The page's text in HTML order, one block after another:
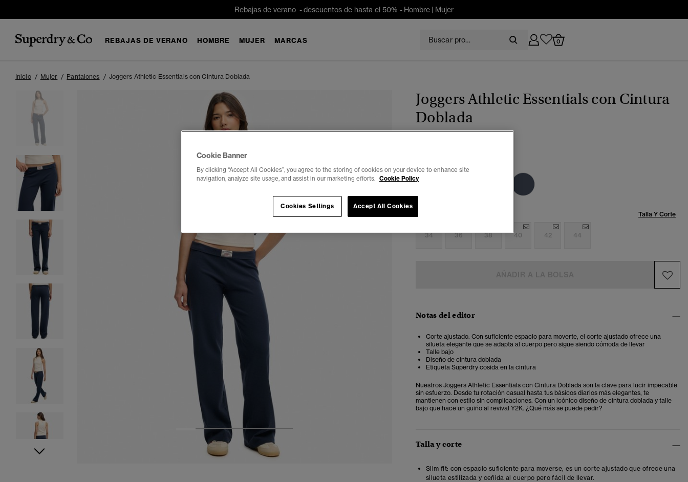
Rebajas de verano - descuentos de hasta el 50% - Hombre | Mujer
REBAJAS DE VERANO HOMBRE MUJER MARCAS 0
Inicio Mujer Pantalones Joggers Athletic Essentials con Cintura Doblada
2 4
Joggers Athletic Essentials con Cintura
Doblada
Talla Y Corte
34 36 38 40 42 44
Notas del editor
Corte ajustado. Con suficiente espacio para moverte, el corte ajustado ofrece una
silueta elegante que se adapta al cuerpo pero sigue siendo cómoda de llevar
Talle bajo
Diseño de cintura doblada
Etiqueta Superdry cosida en la cintura
Nuestros Joggers Athletic Essentials con Cintura Doblada son la clave para lucir impecable
sin esfuerzo. Desde tu rotación casual hasta tus básicos diarios más elegantes, te
mantienen con estilo sin complicaciones. Con un icónico diseño de cintura doblada y talle
bajo que hace un guiño al revival Y2K. ¿Qué más se puede pedir?
Talla y corte
Slim fit: con espacio suficiente para moverse, es un corte ajustado que ofrece una
silueta estilizada y ceñida al cuerpo pero fácil de llevar.
Cookie Banner
By clicking “Accept All Cookies”, you agree to the storing of cookies on your device to enhance site
navigation, analyze site usage, and assist in our marketing efforts. Cookie Policy
Accept All Cookies
Cookies Settings